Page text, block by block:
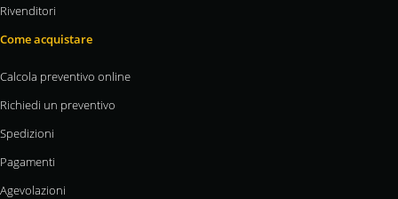
Rivenditori
Come acquistare
Calcola preventivo online
Richiedi un preventivo
Spedizioni
Pagamenti
Agevolazioni